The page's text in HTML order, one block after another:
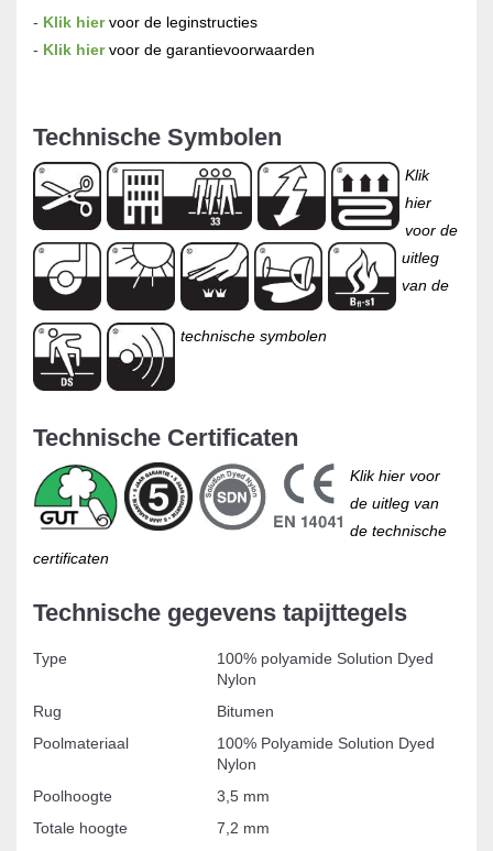
- Klik hiervoor de leginstructies
- Klik hiervoor de garantievoorwaarden
Technische Symbolen
Klik
hier
voor de
uitleg
van de
technische symbolen
Technische Certificaten
Klik hier voor
de uitleg van
de technische
certificaten
Technische gegevens tapijttegels
Type
100% polyamide Solution Dyed
Nylon
Rug
Bitumen
Poolmateriaal
100% Polyamide Solution Dyed
Nylon
Poolhoogte
3,5 mm
Totale hoogte
7,2 mm